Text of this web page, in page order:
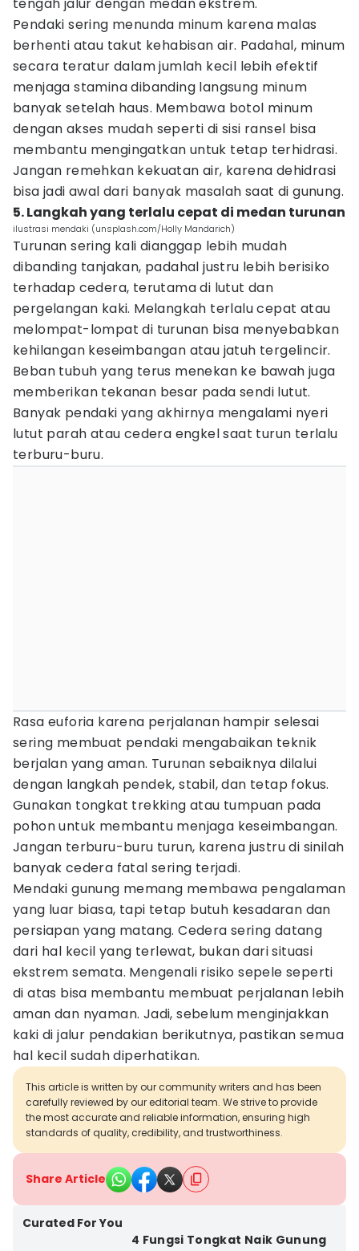
Pendaki sering menunda minum karena malas
berhenti atau takut kehabisan air. Padahal, minum
secara teratur dalam jumlah kecil lebih efektif
menjaga stamina dibanding langsung minum
banyak setelah haus. Membawa botol minum
dengan akses mudah seperti di sisi ransel bisa
membantu mengingatkan untuk tetap terhidrasi.
Jangan remehkan kekuatan air, karena dehidrasi
bisa jadi awal dari banyak masalah saat di gunung.
5. Langkah yang terlalu cepat di medan turunan
ilustrasi mendaki (unsplash.com/Holly Mandarich)
Turunan sering kali dianggap lebih mudah
dibanding tanjakan, padahal justru lebih berisiko
terhadap cedera, terutama di lutut dan
pergelangan kaki. Melangkah terlalu cepat atau
melompat-lompat di turunan bisa menyebabkan
kehilangan keseimbangan atau jatuh tergelincir.
Beban tubuh yang terus menekan ke bawah juga
memberikan tekanan besar pada sendi lutut.
Banyak pendaki yang akhirnya mengalami nyeri
lutut parah atau cedera engkel saat turun terlalu
terburu-buru.
Rasa euforia karena perjalanan hampir selesai
sering membuat pendaki mengabaikan teknik
berjalan yang aman. Turunan sebaiknya dilalui
dengan langkah pendek, stabil, dan tetap fokus.
Gunakan tongkat trekking atau tumpuan pada
pohon untuk membantu menjaga keseimbangan.
Jangan terburu-buru turun, karena justru di sinilah
banyak cedera fatal sering terjadi.
Mendaki gunung memang membawa pengalaman
yang luar biasa, tapi tetap butuh kesadaran dan
persiapan yang matang. Cedera sering datang
dari hal kecil yang terlewat, bukan dari situasi
ekstrem semata. Mengenali risiko sepele seperti
di atas bisa membantu membuat perjalanan lebih
aman dan nyaman. Jadi, sebelum menginjakkan
kaki di jalur pendakian berikutnya, pastikan semua
hal kecil sudah diperhatikan.
This article is written by our community writers and has been
carefully reviewed by our editorial team. We strive to provide
the most accurate and reliable information, ensuring high
standards of quality, credibility, and trustworthiness.
Share Article
Curated For You
4 Fungsi Tongkat Naik Gunung